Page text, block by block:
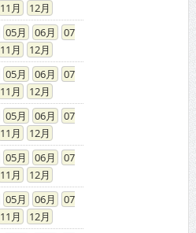
11
12
05 06
07
11
12
05 06
07
11
12
05 06
07
11
12
05 06
07
11
12
05 06
07
11
12